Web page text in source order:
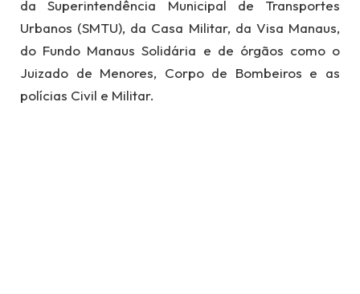
da Superintendência Municipal de Transportes
Urbanos (SMTU), da Casa Militar, da Visa Manaus,
do Fundo Manaus Solidária e de órgãos como o
Juizado de Menores, Corpo de Bombeiros e as
polícias Civil e Militar.